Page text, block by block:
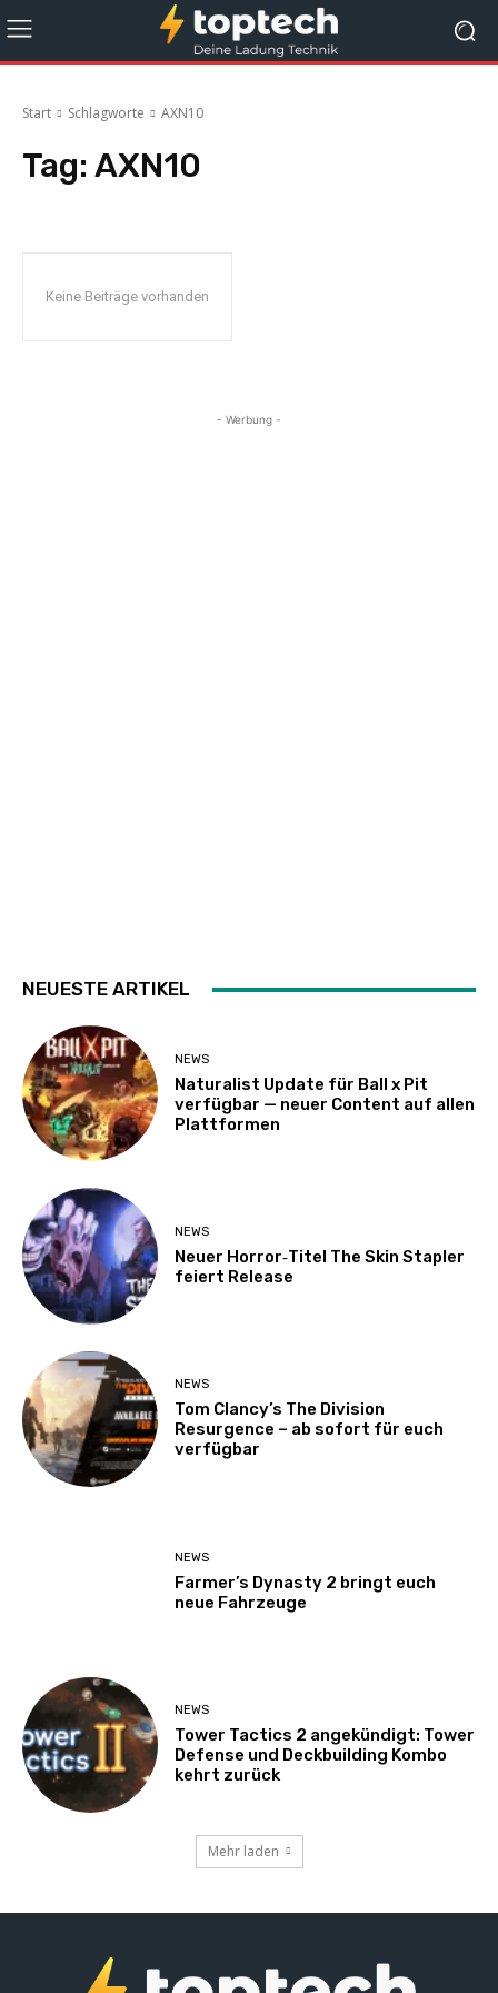
Start Schlagworte AXN10
Tag: AXN10
Keine Beiträge vorhanden
- Werbung -
NEUESTE ARTIKEL
NEWS
Naturalist Update für Ball x Pit
verfügbar — neuer Content auf allen
Plattformen
NEWS
Neuer Horror‑Titel The Skin Stapler
feiert Release
NEWS
Tom Clancy’s The Division
Resurgence – ab sofort für euch
verfügbar
NEWS
Farmer’s Dynasty 2 bringt euch
neue Fahrzeuge
NEWS
Tower Tactics 2 angekündigt: Tower
Defense und Deckbuilding Kombo
kehrt zurück
Mehr laden